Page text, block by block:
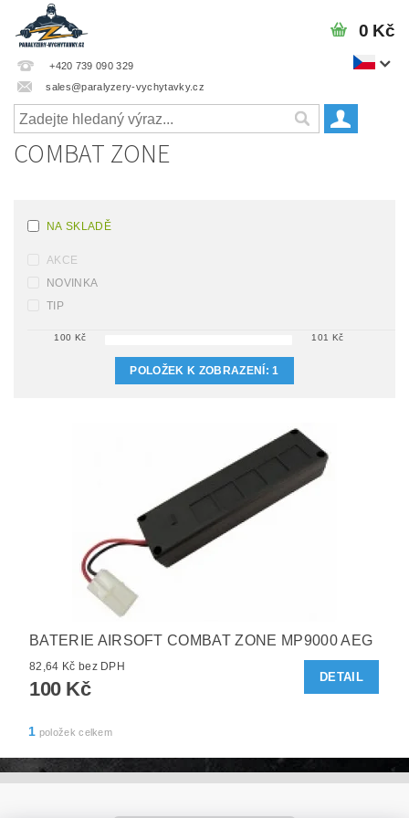
+420 739 090 329
sales@paralyzery-vychytavky.cz
0 Kč
COMBAT ZONE
NA SKLADĚ
AKCE
NOVINKA
TIP
100 Kč 101 Kč
POLOŽEK K ZOBRAZENÍ:1
BATERIE AIRSOFT COMBAT ZONE MP9000 AEG
82,64 Kč bez DPH
100 Kč
DETAIL
1 položek celkem